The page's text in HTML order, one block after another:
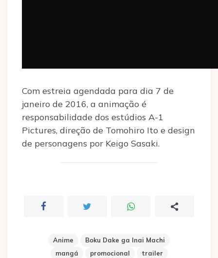
Com estreia agendada para dia 7 de
janeiro de 2016, a animação é
responsabilidade dos estúdios A-1
Pictures, direção de Tomohiro Ito e design
de personagens por Keigo Sasaki.
Anime
Boku Dake ga Inai Machi
mangá
promocional trailer